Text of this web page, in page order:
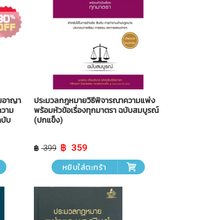
อาญา
าม
บับ
ประมวลกฎหมายวิธีพิจารณาความแพ่ง
พร้อมหัวข้อเรื่องทุกมาตรา ฉบับสมบูรณ์
(ปกแข็ง)
399 Original
price
was:
฿ 399.
359Current
price
is:
฿ 359.
หยิบใส่ตะกร้า